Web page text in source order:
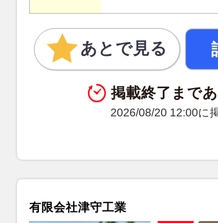
あとで見る
掲載終了まで
2026/08/20 12:00に
有限会社津守工業